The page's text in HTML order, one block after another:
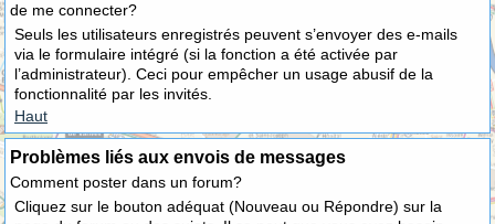
de me connecter?
Seuls les utilisateurs enregistrés peuvent s’envoyer des e-mails
via le formulaire intégré (si la fonction a été activée par
l’administrateur). Ceci pour empêcher un usage abusif de la
fonctionnalité par les invités.
Haut
Problèmes liés aux envois de messages
Comment poster dans un forum?
Cliquez sur le bouton adéquat (Nouveau ou Répondre) sur la